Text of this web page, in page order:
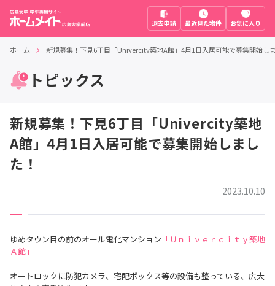
退去申請 最近見た物件 お気に入り
ホーム 新規募集！下見6丁目「Univercity築地A館」4月1日入居可能で募集開始し
トピックス
新規募集！下見6丁目「Univercity築地
A館」4月1日入居可能で募集開始しまし
た！
2023.10.10
ゆめタウン目の前のオール電化マンション 「Ｕｎｉｖｅｒｃｉｔｙ築地
Ａ館」
オートロックに防犯カメラ、宅配ボックス等の設備も整っている、広大